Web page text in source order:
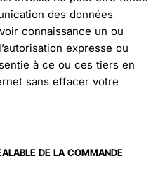
des données
connaissance un ou
expresse ou
à ce ou ces tiers en
sans effacer votre
DE LA COMMANDE